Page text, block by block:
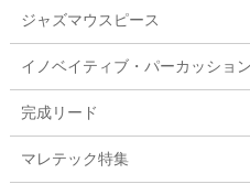
ジャズマウスピース
イノベイティブ・パーカッション
完成リード
マレテック特集